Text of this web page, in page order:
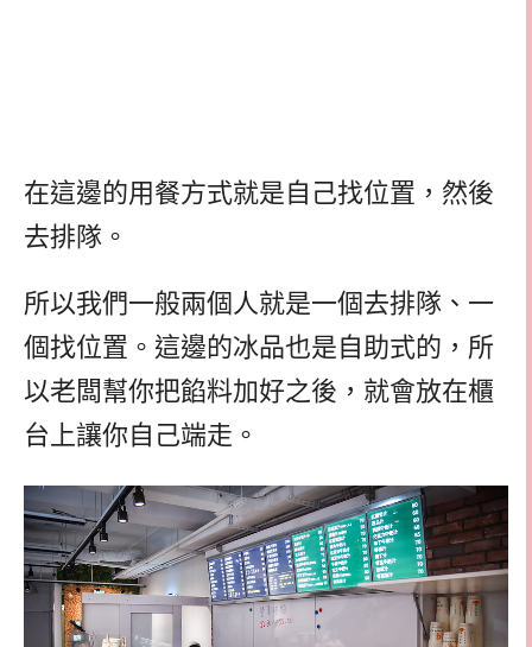
在這邊的用餐方式就是自己找位置，然後
去排隊。
所以我們一般兩個人就是一個去排隊、一
個找位置。這邊的冰品也是自助式的，所
以老闆幫你把餡料加好之後，就會放在櫃
台上讓你自己端走。